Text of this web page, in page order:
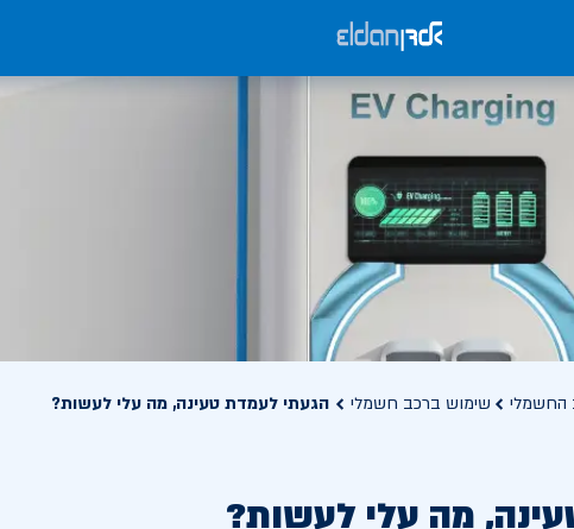
החשמלי שימוש ברכב חשמלי הגעתי לעמדת טעינה, מה עלי לעשות?
מה עלי לעשות?